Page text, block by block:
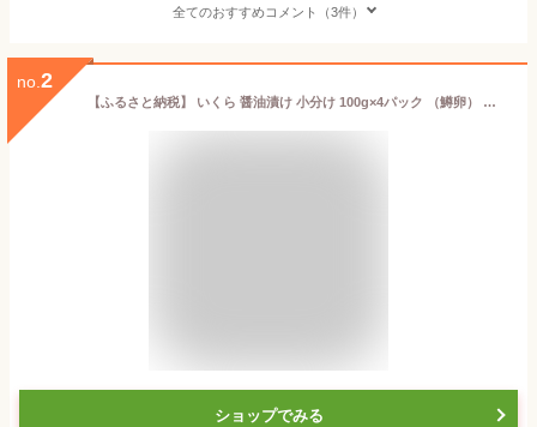
全てのおすすめコメント（3件）
no. 2
【ふるさと納税】 いくら 醤油漬け 小分け 100g×4パック （鱒卵） ＜ワイエスフーズ＞ いくら イクラ 醤油漬け 森町 いくら醤油漬け しょうゆ漬け 海産物 加工品 小分け 北海道 mr1-0719
ショップでみる